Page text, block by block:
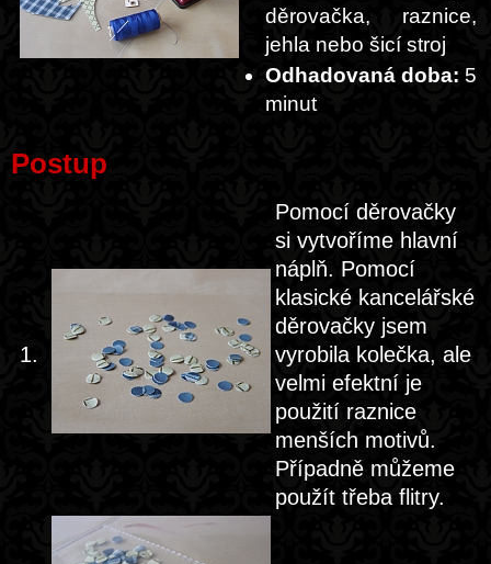
děrovačka, raznice,
jehla nebo šicí stroj
Odhadovaná doba: 5
minut
Postup
1.
Pomocí děrovačky
si vytvoříme hlavní
náplň. Pomocí
klasické kancelářské
děrovačky jsem
vyrobila kolečka, ale
velmi efektní je
použití raznice
menších motivů.
Případně můžeme
použít třeba flitry.